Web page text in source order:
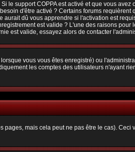
le support COPPA est activé et que vous
d'être activé ? Certains forums requièrent
dû vous apprendre si l'activation est
est valide ? L'une des raisons pour
est valide, essayez alors de contacter
vous vous êtes enregistré) ou
les comptes des utilisateurs n'ayant
pages, mais cela peut ne pas être le cas). Ceci